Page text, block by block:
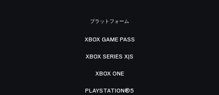
プラットフォーム
XBOX GAME PASS
XBOX SERIES X|S
XBOX ONE
PLAYSTATION®5